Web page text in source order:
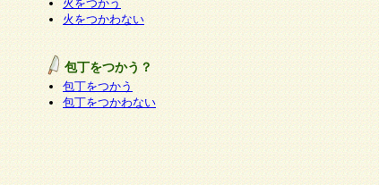
火をつかう
火をつかわない
包丁をつかう？
包丁をつかう
包丁をつかわない